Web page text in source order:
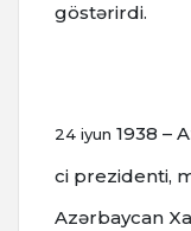
göstərirdi.
24 iyun 1938 –
ci prezidenti,
Azərbaycan